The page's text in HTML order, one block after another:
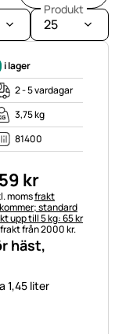
Produkt
25
häst,
1,45 liter
i lager
2 - 5 vardagar
3,75 kg
81400
kr
momsfrakt
standard
upp till 5 kg: 65 kr
från 2000 kr.